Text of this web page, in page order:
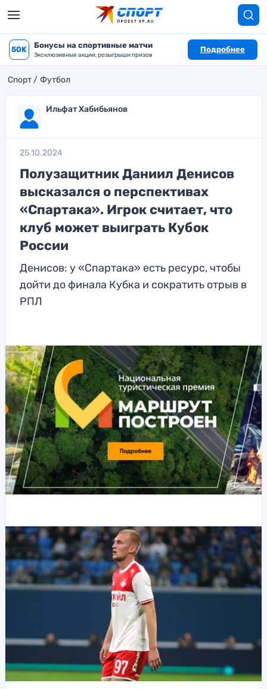
50K Бонусы на спортивные матчи
Эксклюзивные акции, розыгрыши призов
Подробнее
Спорт Футбол
Ильфат Хабибьянов
25.10.2024
Полузащитник Даниил Денисов
высказался о перспективах
«Спартака». Игрок считает, что
клуб может выиграть Кубок
России
Денисов: у «Спартака» есть ресурс, чтобы
дойти до финала Кубка и сократить отрыв в
РПЛ